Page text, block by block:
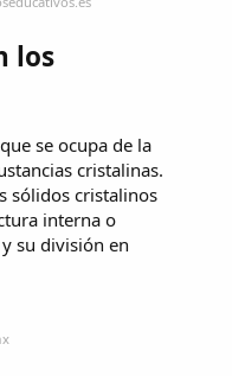
los
se ocupa de la
cristalinas.
sólidos cristalinos
interna o
su división en